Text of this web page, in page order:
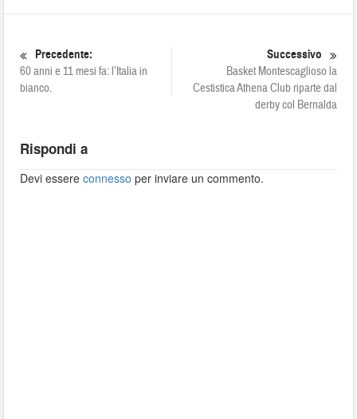
Precedente:
60 anni e 11 mesi fa: l’Italia in
bianco.
Successivo
Basket Montescaglioso la
Cestistica Athena Club riparte dal
derby col Bernalda
Rispondi a
Devi essereconnesso per inviare un commento.